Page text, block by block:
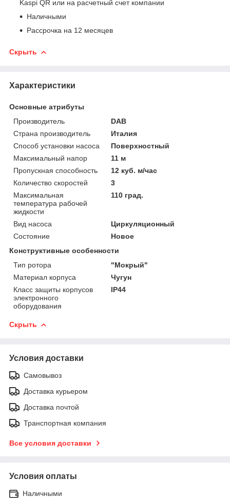
Kaspi QR или на расчетный счет компании
Наличными
Рассрочка на 12 месяцев
Скрыть
Характеристики
Основные атрибуты
Производитель
DAB
Страна производитель
Италия
Способ установки насоса
Поверхностный
Максимальный напор
11 м
Пропускная способность
12 куб. м/час
Количество скоростей
3
Максимальная
температура рабочей
жидкости
110 град.
Вид насоса
Циркуляционный
Состояние
Новое
Конструктивные особенности
Тип ротора
"Мокрый"
Материал корпуса
Чугун
Класс защиты корпусов
электронного
оборудования
IP44
Скрыть
Условия доставки
Самовывоз
Доставка курьером
Доставка почтой
Транспортная компания
Все условия доставки
Условия оплаты
Наличными